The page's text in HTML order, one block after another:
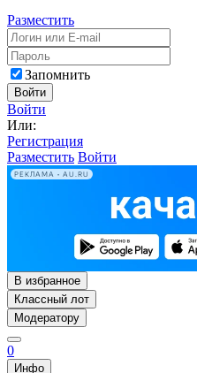
Разместить
Запомнить
Войти
Войти
Или:
Регистрация
Разместить Войти
РЕКЛАМА • AU.RU
В избранное
Классный лот
Модератору
0
Инфо